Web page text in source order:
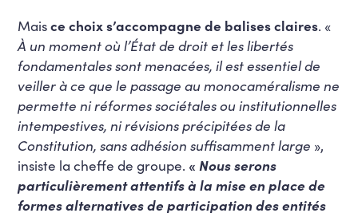
Maisce choix s’accompagne de balises claires. «
À un moment où l’État de droit et les libertés
fondamentales sont menacées, il est essentiel de
veiller à ce que le passage au monocaméralisme ne
permette ni réformes sociétales ou institutionnelles
intempestives, ni révisions précipitées de la
Constitution, sans adhésion suffisamment large »,
insiste la cheffe de groupe. «Nous serons
particulièrement attentifs à la mise en place de
formes alternatives de participation des entités